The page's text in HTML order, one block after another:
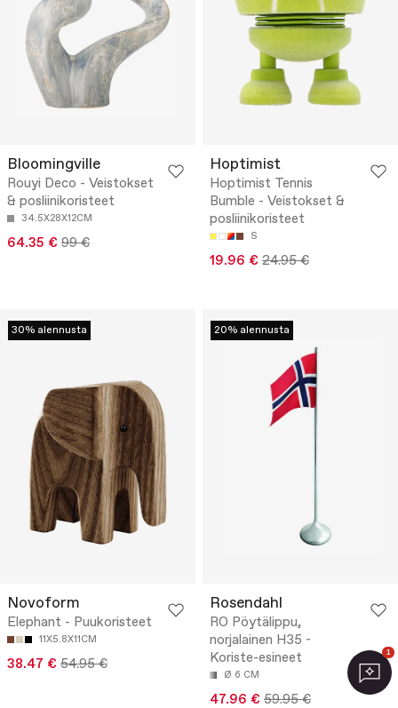
Bloomingville
Rouyi Deco - Veistokset
& posliinikoristeet
34.5X28X12CM
64.35 € 99 €
Hoptimist
Hoptimist Tennis
Bumble - Veistokset &
posliinikoristeet
S
19.96 € 24.95 €
30% alennusta
Novoform
Elephant - Puukoristeet
11X5.8X11CM
38.47 € 54.95 €
20% alennusta
Rosendahl
RO Pöytälippu,
norjalainen H35 -
Koriste-esineet
Ø 6 CM
47.96 € 59.95 €
1